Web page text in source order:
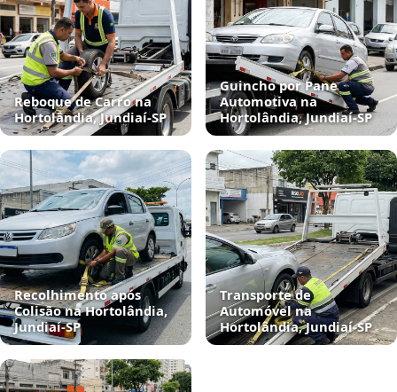
Reboque de Carro na
Hortolândia, Jundiaí‑SP
Guincho por Pane
Automotiva na
Hortolândia, Jundiaí‑SP
Recolhimento após
Colisão na Hortolândia,
Jundiaí‑SP
Transporte de
Automóvel na
Hortolândia, Jundiaí‑SP